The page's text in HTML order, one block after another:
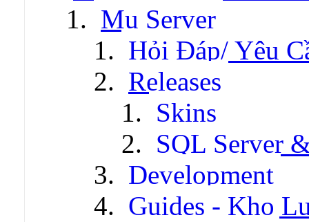
Mu Server
Hỏi Đáp/ Yêu
Releases
Skins
SQL Server
Development
Guides - Kho